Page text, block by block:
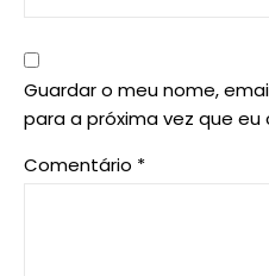
Guardar o meu nome,
para a próxima vez que eu
Comentário *